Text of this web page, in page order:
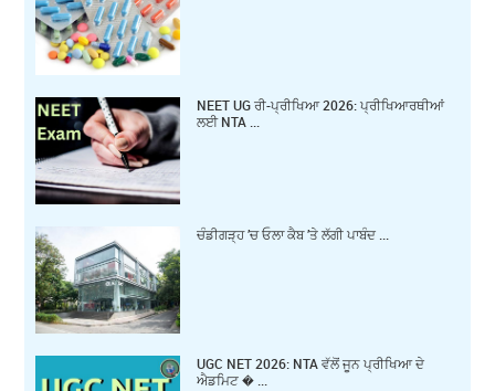
NEET UG ਰੀ-ਪ੍ਰੀਖਿਆ 2026: ਪ੍ਰੀਖਿਆਰਥੀਆਂ
ਲਈ NTA ...
ਚੰਡੀਗੜ੍ਹ ’ਚ ਓਲਾ ਕੈਬ ’ਤੇ ਲੱਗੀ ਪਾਬੰਦ ...
UGC NET 2026: NTA ਵੱਲੋਂ ਜੂਨ ਪ੍ਰੀਖਿਆ ਦੇ
ਐਡਮਿਟ � ...